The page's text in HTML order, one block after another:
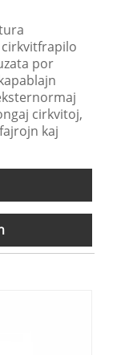
por
cirkvitoj,
kaj